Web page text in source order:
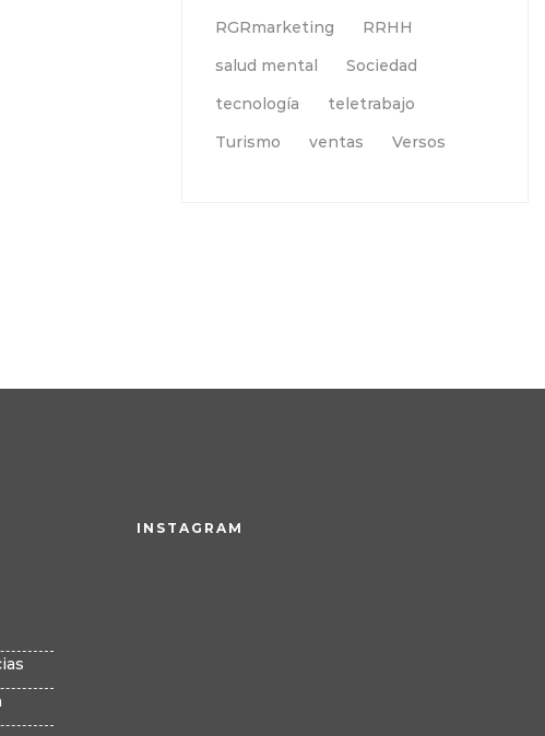
RGRmarketing
RRHH
salud mental
Sociedad
tecnología
teletrabajo
Turismo
ventas Versos
INSTAGRAM